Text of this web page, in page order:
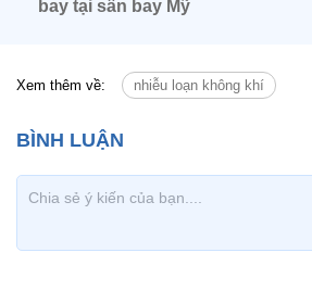
bay tại sân bay Mỹ
Xem thêm về: nhiễu loạn không khí